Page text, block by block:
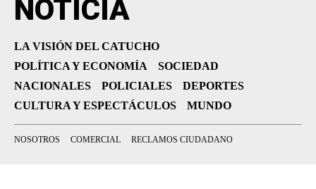
NOTICIA
LA VISIÓN DEL CATUCHO
POLÍTICA Y ECONOMÍA
SOCIEDAD
NACIONALES
POLICIALES
DEPORTES
CULTURA Y ESPECTÁCULOS
MUNDO
NOSOTROS COMERCIAL RECLAMOS CIUDADANO